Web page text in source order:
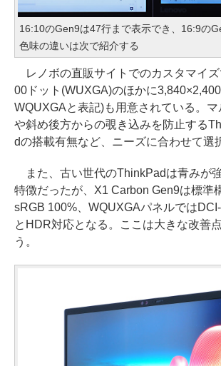
16:10のGen9は47行まで表示でき、16:9の
色味の違いは次で紹介する
レノボの直販サイトでのカスタマイ
00ドット(WUXGA)のほかに
WQUXGAと表記)も用意されている。
や斜め後方からの覗き込みを防止する
dの搭載有無など、ニーズに合わせて選
また、古い世代のThinkPadは青みが
特徴だったが、X1 Carbon Gen9は標準
sRGB 100%、WQUXGAパネルでは
とHDR対応となる。ここは大きな改善
う。